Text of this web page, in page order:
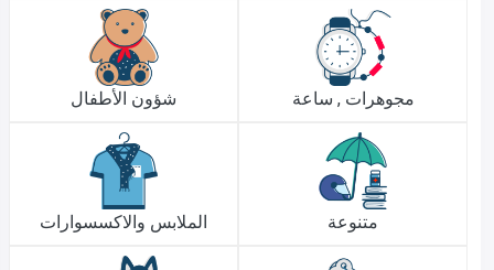
شؤون الأطفال مجوهرات , ساعة
الملابس والاكسسوارات متنوعة